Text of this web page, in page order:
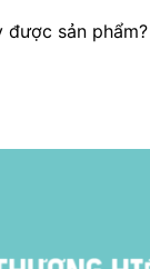
được sản phẩm?